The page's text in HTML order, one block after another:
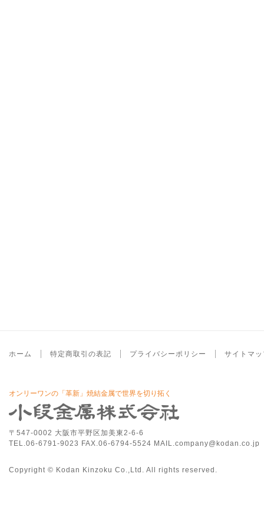
ホーム 特定商取引の表記 プライバシーポリシー サイトマ
オンリーワンの「革新」焼結金属で世界を切り拓く
〒547-0002 大阪市平野区加美東2-6-6
TEL.06-6791-9023 FAX.06-6794-5524 MAIL.company@kodan.co.jp
Copyright © Kodan Kinzoku Co.,Ltd. All rights reserved.